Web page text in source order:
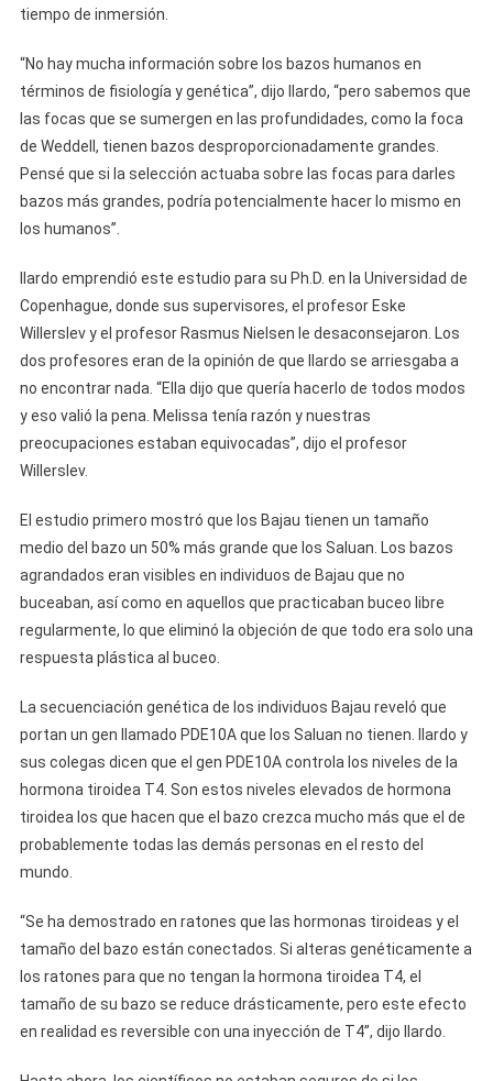
tiempo de inmersión.
“No hay mucha información sobre los bazos humanos en
términos de fisiología y genética”, dijo Ilardo, “pero sabemos que
las focas que se sumergen en las profundidades, como la foca
de Weddell, tienen bazos desproporcionadamente grandes.
Pensé que si la selección actuaba sobre las focas para darles
bazos más grandes, podría potencialmente hacer lo mismo en
los humanos”.
Ilardo emprendió este estudio para su Ph.D. en la Universidad de
Copenhague, donde sus supervisores, el profesor Eske
Willerslev y el profesor Rasmus Nielsen le desaconsejaron. Los
dos profesores eran de la opinión de que Ilardo se arriesgaba a
no encontrar nada. “Ella dijo que quería hacerlo de todos modos
y eso valió la pena. Melissa tenía razón y nuestras
preocupaciones estaban equivocadas”, dijo el profesor
Willerslev.
El estudio primero mostró que los Bajau tienen un tamaño
medio del bazo un 50% más grande que los Saluan. Los bazos
agrandados eran visibles en individuos de Bajau que no
buceaban, así como en aquellos que practicaban buceo libre
regularmente, lo que eliminó la objeción de que todo era solo una
respuesta plástica al buceo.
La secuenciación genética de los individuos Bajau reveló que
portan un gen llamado PDE10A que los Saluan no tienen. Ilardo y
sus colegas dicen que el gen PDE10A controla los niveles de la
hormona tiroidea T4. Son estos niveles elevados de hormona
tiroidea los que hacen que el bazo crezca mucho más que el de
probablemente todas las demás personas en el resto del
mundo.
“Se ha demostrado en ratones que las hormonas tiroideas y el
tamaño del bazo están conectados. Si alteras genéticamente a
los ratones para que no tengan la hormona tiroidea T4, el
tamaño de su bazo se reduce drásticamente, pero este efecto
en realidad es reversible con una inyección de T4”, dijo Ilardo.